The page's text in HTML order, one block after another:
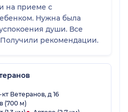
на приеме с
Нужна была
души. Все
рекомендации.
Ветеранов, д 16
(700 м)